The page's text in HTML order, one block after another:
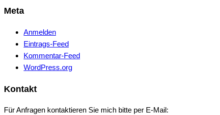
Meta
Anmelden
Eintrags-Feed
Kommentar-Feed
WordPress.org
Kontakt
Für Anfragen kontaktieren Sie mich bitte per E-Mail: